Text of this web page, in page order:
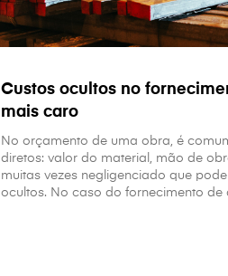
Custos ocultos no
mais caro
No orçamento de uma obra, é
diretos: valor do material, mão de
muitas vezes negligenciado que
ocultos. No caso do fornecimento de